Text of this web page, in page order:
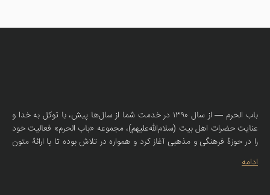
باب الحرم — از سال ۱۳۹۰ در خدمت شما از سال‌ها پیش، با توکل به خدا و
عنایت حضرات اهل بیت (سلام‌الله‌علیهم)، مجموعه «باب الحرم» فعالیت خود
را در حوزهٔ فرهنگی و مذهبی آغاز کرد و همواره در تلاش بوده تا با ارائهٔ متون
صحیحهٔ روضه، سبک‌های اصیل نوحه و مولودی، همراهی صمیمانه‌ای با
سخنرانان، مادحین و دوستداران اهل بیت (ع) داشته باشد. امروز، با همان
ادامه